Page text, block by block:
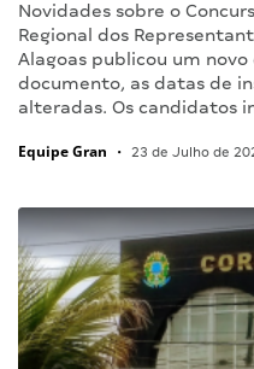
Novidades sobre o
Regional dos
Alagoas publicou um
documento, as datas de
alteradas. Os candidatos
Equipe Gran • 23 de Julho de